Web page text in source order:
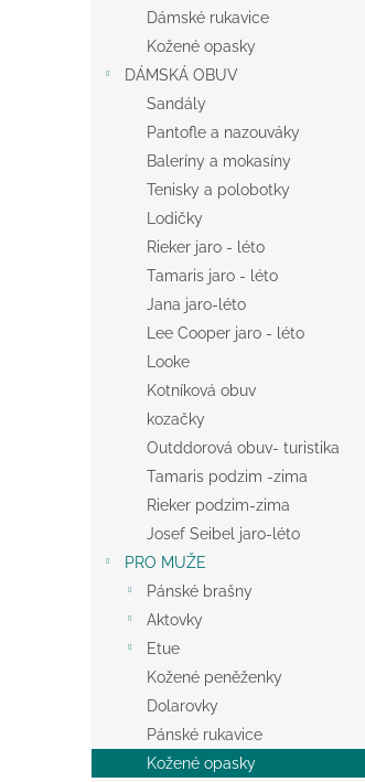
Dámské rukavice
Kožené opasky
DÁMSKÁ OBUV
Sandály
Pantofle a nazouváky
Baleríny a mokasíny
Tenisky a polobotky
Lodičky
Rieker jaro - léto
Tamaris jaro - léto
Jana jaro-léto
Lee Cooper jaro - léto
Looke
Kotníková obuv
kozačky
Outddorová obuv- turistika
Tamaris podzim -zima
Rieker podzim-zima
Josef Seibel jaro-léto
PRO MUŽE
Pánské brašny
Aktovky
Etue
Kožené peněženky
Dolarovky
Pánské rukavice
Kožené opasky